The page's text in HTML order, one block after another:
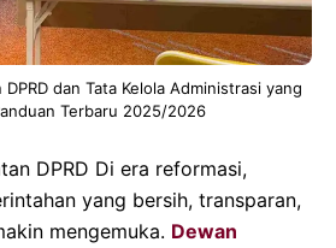
dan Tata Kelola Administrasi yang
Terbaru 2025/2026
DPRD Di era reformasi,
yang bersih, transparan,
mengemuka. Dewan